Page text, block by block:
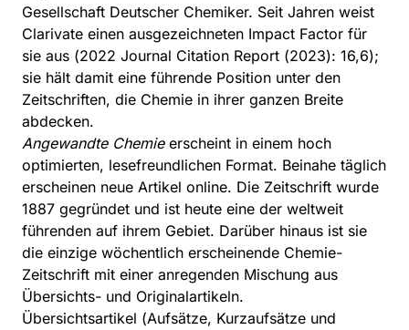
Gesellschaft Deutscher Chemiker. Seit Jahren weist
Clarivate einen ausgezeichneten Impact Factor für
sie aus (2022 Journal Citation Report (2023): 16,6);
sie hält damit eine führende Position unter den
Zeitschriften, die Chemie in ihrer ganzen Breite
abdecken.
Angewandte Chemieerscheint in einem hoch
optimierten, lesefreundlichen Format. Beinahe täglich
erscheinen neue Artikel online. Die Zeitschrift wurde
1887 gegründet und ist heute eine der weltweit
führenden auf ihrem Gebiet. Darüber hinaus ist sie
die einzige wöchentlich erscheinende Chemie-
Zeitschrift mit einer anregenden Mischung aus
Übersichts- und Originalartikeln.
Übersichtsartikel (Aufsätze, Kurzaufsätze und